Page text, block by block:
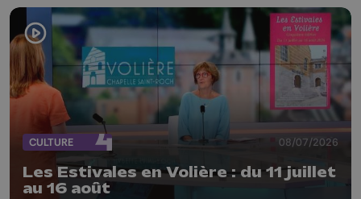
CULTURE 08/07/2026
Les Estivales en Volière : du 11 juillet
au 16 août